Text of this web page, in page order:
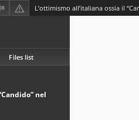
L’ottimismo all’italiana ossia il
Files list
nel